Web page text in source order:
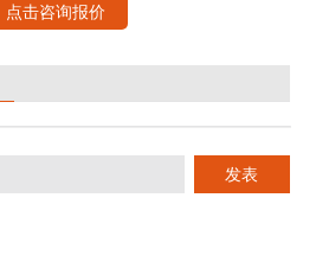
点击咨询报价